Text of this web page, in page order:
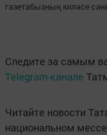
газетабызның киләсе
Следите за самым
Telegram-канале
Читайте новости
национальном